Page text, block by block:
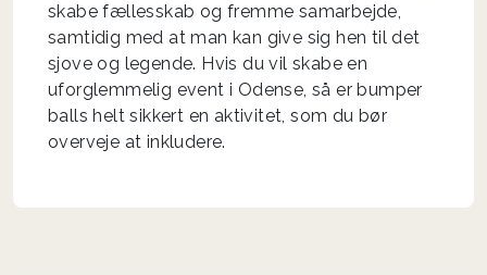
skabe fællesskab og fremme samarbejde,
samtidig med at man kan give sig hen til det
sjove og legende. Hvis du vil skabe en
uforglemmelig event i Odense, så er bumper
balls helt sikkert en aktivitet, som du bør
overveje at inkludere.